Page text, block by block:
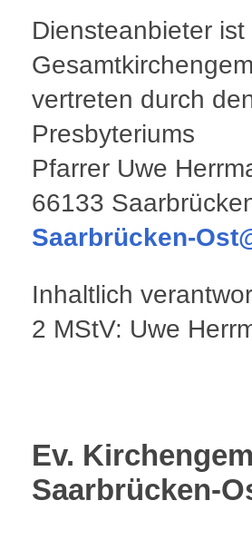
Diensteanbieter
vertreten durch
Presbyteriums
Pfarrer Uwe
66133
Saarbrücken-
Inhaltlich
2 MStV: Uwe
Ev.
Saarbrücken-